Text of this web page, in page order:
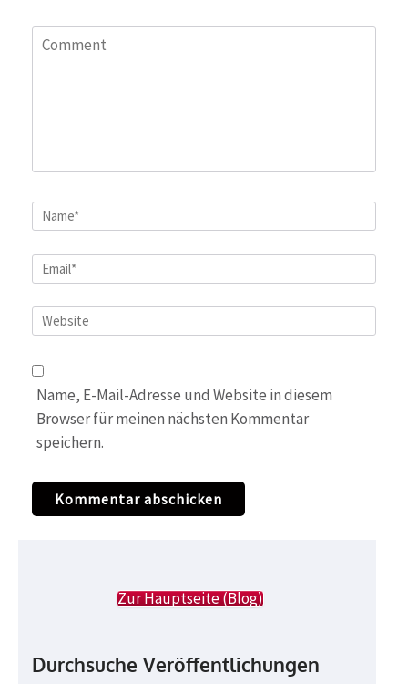
Comment
Name*
Email*
Website
Name, E-Mail-Adresse und Website in diesem
Browser für meinen nächsten Kommentar
speichern.
Zur Hauptseite (Blog)
Durchsuche Veröffentlichungen